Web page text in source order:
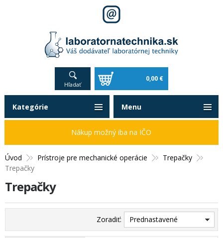
Hľadať
0,00 €
Úvod Prístroje pre mechanické operácie
Trepačky
Trepačky
Trepačky
Zoradiť: Prednastavené
Kategórie
Nákup možný iba na IČO
Menu